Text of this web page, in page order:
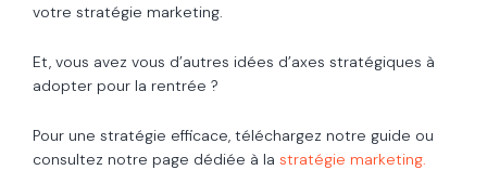
votre stratégie marketing.
Et, vous avez vous d’autres idées d’axes stratégiques à
adopter pour la rentrée ?
Pour une stratégie efficace, téléchargez notre guide ou
consultez notre page dédiée à la stratégie marketing.